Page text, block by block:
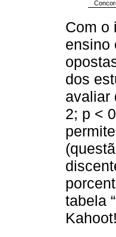
Com o
ensino
dos
avaliar
2; p <
tabela